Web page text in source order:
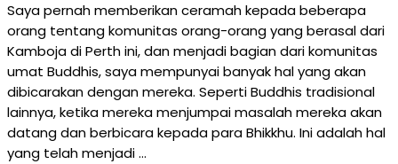
Saya pernah memberikan ceramah kepada beberapa
orang tentang komunitas orang-orang yang berasal dari
Kamboja di Perth ini, dan menjadi bagian dari komunitas
umat Buddhis, saya mempunyai banyak hal yang akan
dibicarakan dengan mereka. Seperti Buddhis tradisional
lainnya, ketika mereka menjumpai masalah mereka akan
datang dan berbicara kepada para Bhikkhu. Ini adalah hal
yang telah menjadi …